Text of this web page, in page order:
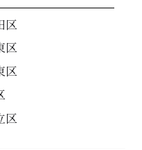
区
区
区
区